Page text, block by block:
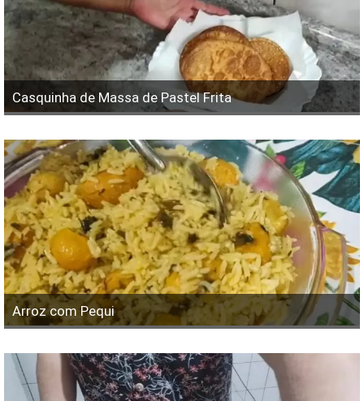
Casquinha de Massa de Pastel Frita
Arroz com Pequi